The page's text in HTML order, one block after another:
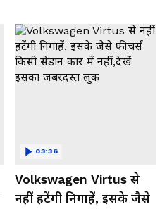
Volkswagen Virtus से
नहीं हटेंगी निगाहें, इसके जैसे
03:36